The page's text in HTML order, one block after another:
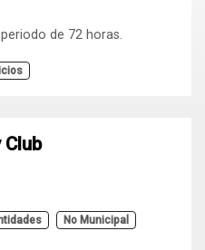
de 72 horas.
Club
No Municipal